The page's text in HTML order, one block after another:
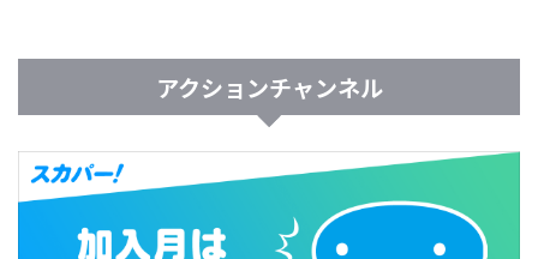
アクションチャンネル